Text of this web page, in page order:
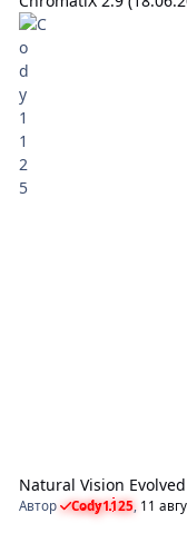
Natural Vision Evolved
Автор Cody1125, 11